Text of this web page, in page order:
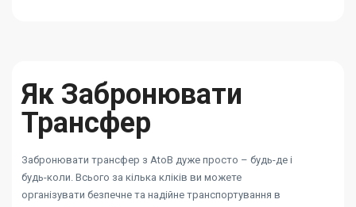
Як Забронювати
Трансфер
Забронювати трансфер з AtoB дуже просто – будь-де і
будь-коли. Всього за кілька кліків ви можете
організувати безпечне та надійне транспортування в